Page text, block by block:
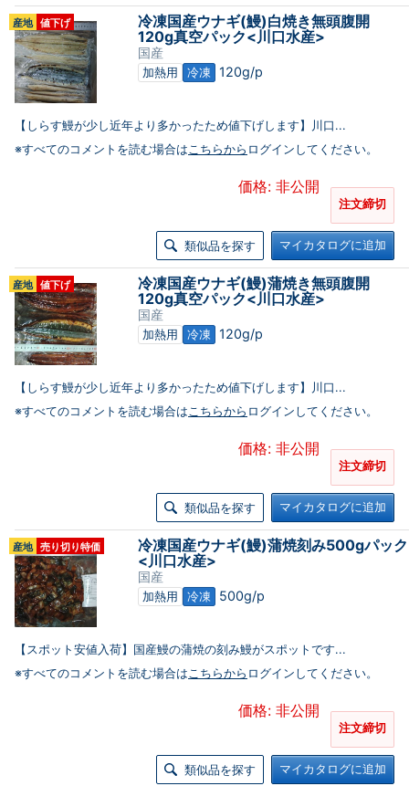
産地 値下げ
冷凍国産ウナギ(鰻)白焼き無頭腹開
120g真空パック<川口水産>
国産
加熱用 冷凍 120g/p
【しらす鰻が少し近年より多かったため値下げします】川口...
※すべてのコメントを読む場合はこちらから ログインしてください。
価格: 非公開
注文締切
類似品を探す マイカタログに追加
産地 値下げ
冷凍国産ウナギ(鰻)蒲焼き無頭腹開
120g真空パック<川口水産>
国産
加熱用 冷凍 120g/p
【しらす鰻が少し近年より多かったため値下げします】川口...
※すべてのコメントを読む場合はこちらから ログインしてください。
価格: 非公開
注文締切
類似品を探す マイカタログに追加
産地 売り切り特価
冷凍国産ウナギ(鰻)蒲焼刻み500gパック
<川口水産>
国産
加熱用 冷凍 500g/p
【スポット安値入荷】国産鰻の蒲焼の刻み鰻がスポットです...
※すべてのコメントを読む場合はこちらから ログインしてください。
価格: 非公開
注文締切
類似品を探す マイカタログに追加